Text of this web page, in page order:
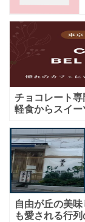
チョコレート
軽食からスイ
自由が丘の美
も愛される行